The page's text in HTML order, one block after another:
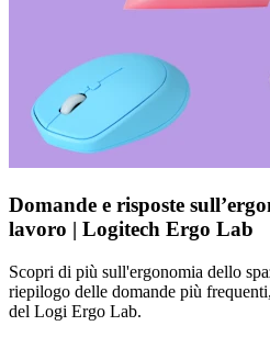
Domande e risposte
lavoro | Logitech Ergo Lab
Scopri di più sull'ergonomia dello
riepilogo delle domande più
del Logi Ergo Lab.